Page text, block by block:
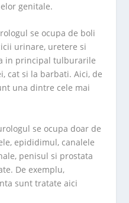
genitale.
se ocupa de boli
urinare, uretere si
in principal tulburarile
cat si la barbati. Aici, de
una dintre cele mai
se ocupa doar de
epididimul, canalele
penisul si prostata
De exemplu,
sunt tratate aici